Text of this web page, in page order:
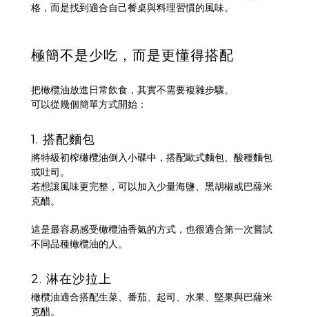
格，而是找到適合自己餐桌與料理習慣的風味。
極簡不是少吃，而是更懂得搭配
把橄欖油放進日常飲食，其實不需要複雜步驟。
可以從幾個簡單方式開始：
1. 搭配麵包
將特級初榨橄欖油倒入小碟中，搭配歐式麵包、酸種麵包
或吐司。
若想讓風味更完整，可以加入少量海鹽、黑胡椒或巴薩米
克醋。
這是最容易感受橄欖油香氣的方式，也很適合第一次嘗試
不同品種橄欖油的人。
2. 淋在沙拉上
橄欖油適合搭配生菜、番茄、起司、水果、堅果與巴薩米
克醋。